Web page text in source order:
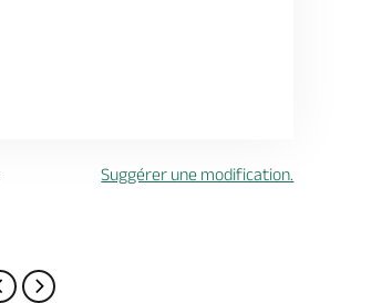
Suggérer une modification.